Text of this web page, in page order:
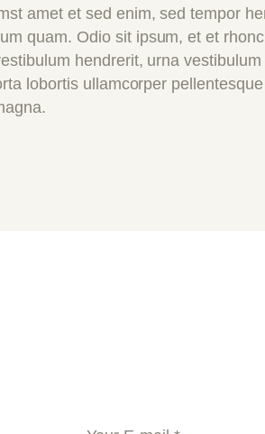
amet et sed enim, sed tempor
quam. Odio sit ipsum, et et
hendrerit, urna
lobortis ullamcorper